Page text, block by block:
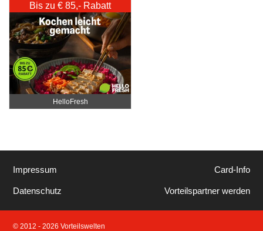
Bis zu € 85,- Rabatt
HelloFresh
Impressum
Datenschutz
Card-Info
Vorteilspartner werden
© 2012 - 2026 Vorteilswelten